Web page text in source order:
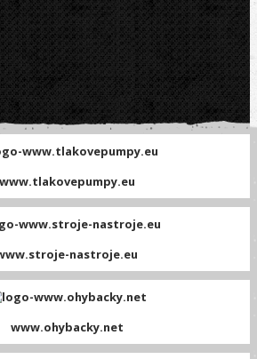
www.tlakovepumpy.eu
nastroje.eu
www.ohybacky.net